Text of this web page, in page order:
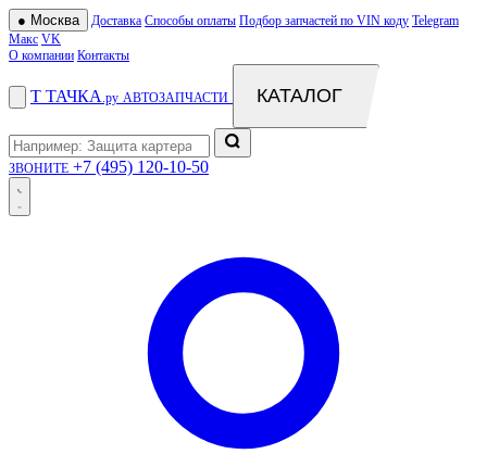
● Москва Доставка Способы оплаты Подбор запчастей по VIN коду Telegram
Макс VK
О компании Контакты
Т ТАЧКА .ру АВТОЗАПЧАСТИ КАТАЛОГ
ЗВОНИТЕ +7 (495) 120-10-50